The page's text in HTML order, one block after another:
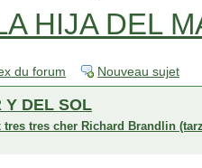
HIJA DEL
du forum Nouveau sujet
Y DEL SOL
tres cher Richard Brandlin